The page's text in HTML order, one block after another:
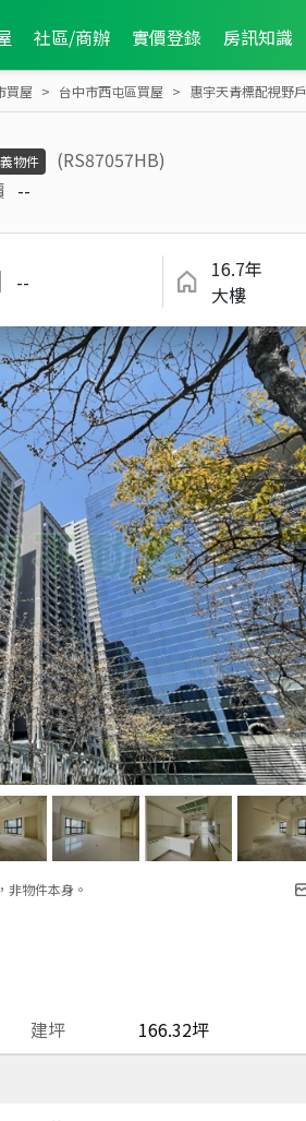
社區/商辦 實價登錄 房訊知識
買屋 台中市西屯區買屋 惠宇天青標配視野戶
物件
(RS87057HB)
--
--
16.7年
大樓
非物件本身。
建坪 166.32坪